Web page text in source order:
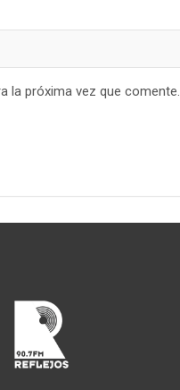
la próxima vez que comente.